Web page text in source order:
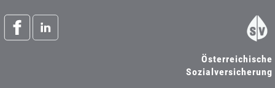
Österreichische
Sozialversicherung